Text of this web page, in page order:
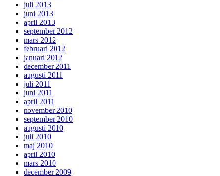
juli 2013
juni 2013
april 2013
september 2012
mars 2012
februari 2012
januari 2012
december 2011
augusti 2011
juli 2011
juni 2011
april 2011
november 2010
september 2010
augusti 2010
juli 2010
maj 2010
april 2010
mars 2010
december 2009